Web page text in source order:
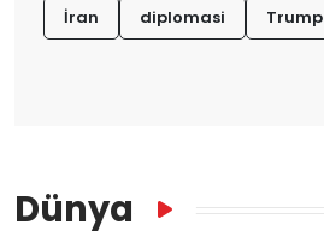
İran diplomasi Trump
Dünya